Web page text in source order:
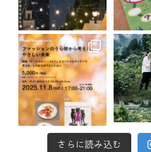
さらに読み込む